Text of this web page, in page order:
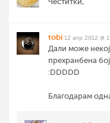
tobi 12 апр 2012 @
Дали може
прехранбена
:DDDDD
Благодарам